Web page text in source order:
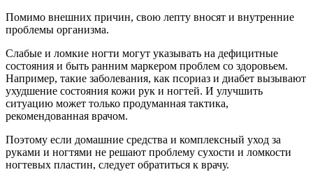
Помимо внешних причин, свою лепту вносят и внутренние
проблемы организма.
Слабые и ломкие ногти могут указывать на дефицитные
состояния и быть ранним маркером проблем со здоровьем.
Например, такие заболевания, как псориаз и диабет вызывают
ухудшение состояния кожи рук и ногтей. И улучшить
ситуацию может только продуманная тактика,
рекомендованная врачом.
Поэтому если домашние средства и комплексный уход за
руками и ногтями не решают проблему сухости и ломкости
ногтевых пластин, следует обратиться к врачу.